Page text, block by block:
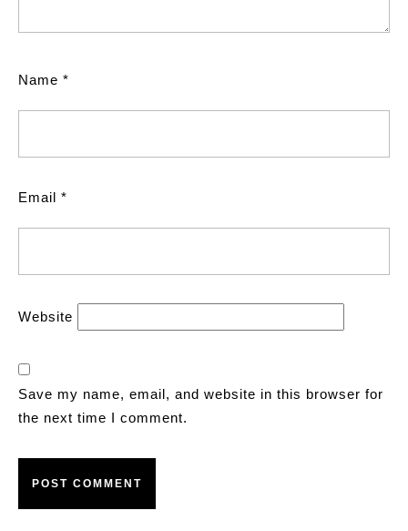
Name *
Email *
Website
Save my name, email, and website in this browser for
the next time I comment.